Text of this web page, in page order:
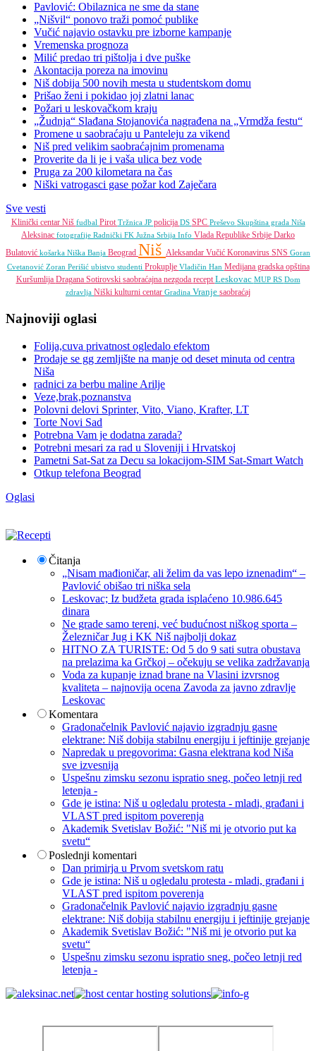
Pavlović: Obilaznica ne sme da stane
„Nišvil“ ponovo traži pomoć publike
Vučić najavio ostavku pre izborne kampanje
Vremenska prognoza
Milić predao tri pištolja i dve puške
Akontacija poreza na imovinu
Niš dobija 500 novih mesta u studentskom domu
Prišao ženi i pokidao joj zlatni lanac
Požari u leskovačkom kraju
„Žudnja“ Slađana Stojanovića nagrađena na „Vrmdža festu“
Promene u saobraćaju u Panteleju za vikend
Niš pred velikim saobraćajnim promenama
Proverite da li je i vaša ulica bez vode
Pruga za 200 kilometara na čas
Niški vatrogasci gase požar kod Zaječara
Sve vesti
Klinički centar Niš fudbal PirotTržnica JP policija DS SPC Preševo Skupština grada Niša
Aleksinac fotografije Radnički FK Južna Srbija Info Vlada Republike Srbije Darko
Bulatović košarka Niška Banja Beograd Niš Aleksandar Vučić Koronavirus SNS Goran
Cvetanović Zoran Perišić ubistvo studenti Prokuplje Vladičin Han Medijana gradska opština
Kuršumlija Dragana Sotirovski saobraćajna nezgoda receptLeskovac MUP RS Dom
zdravlja Niški kulturni centar Gradina Vranje saobraćaj
Najnoviji oglasi
Folija,cuva privatnost ogledalo efektom
Prodaje se gg zemljište na manje od deset minuta od centra
Niša
radnici za berbu maline Arilje
Veze,brak,poznanstva
Polovni delovi Sprinter, Vito, Viano, Krafter, LT
Torte Novi Sad
Potrebna Vam je dodatna zarada?
Potrebni mesari za rad u Sloveniji i Hrvatskoj
Pametni Sat-Sat za Decu sa lokacijom-SIM Sat-Smart Watch
Otkup telefona Beograd
Oglasi
Čitanja
„Nisam mađioničar, ali želim da vas lepo iznenadim“ –
Pavlović obišao tri niška sela
Leskovac; Iz budžeta grada isplaćeno 10.986.645
dinara
Ne grade samo tereni, već budućnost niškog sporta –
Železničar Jug i KK Niš najbolji dokaz
HITNO ZA TURISTE: Od 5 do 9 sati sutra obustava
na prelazima ka Grčkoj – očekuju se velika zadržavanja
Voda za kupanje iznad brane na Vlasini izvrsnog
kvaliteta – najnovija ocena Zavoda za javno zdravlje
Leskovac
Komentara
Gradonačelnik Pavlović najavio izgradnju gasne
elektrane: Niš dobija stabilnu energiju i jeftinije grejanje
Napredak u pregovorima: Gasna elektrana kod Niša
sve izvesnija
Uspešnu zimsku sezonu ispratio sneg, počeo letnji red
letenja -
Gde je istina: Niš u ogledalu protesta - mladi, građani i
VLAST pred ispitom poverenja
Akademik Svetislav Božić: "Niš mi je otvorio put ka
svetu“
Poslednji komentari
Dan primirja u Prvom svetskom ratu
Gde je istina: Niš u ogledalu protesta - mladi, građani i
VLAST pred ispitom poverenja
Gradonačelnik Pavlović najavio izgradnju gasne
elektrane: Niš dobija stabilnu energiju i jeftinije grejanje
Akademik Svetislav Božić: "Niš mi je otvorio put ka
svetu“
Uspešnu zimsku sezonu ispratio sneg, počeo letnji red
letenja -